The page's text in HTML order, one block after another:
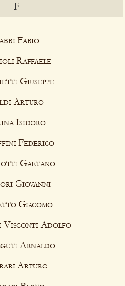
F
Fabio
Raffaele
Giuseppe
Arturo
Isidoro
Federico
Gaetano
Giovanni
Giacomo
Visconti Adolfo
Arnaldo
Arturo